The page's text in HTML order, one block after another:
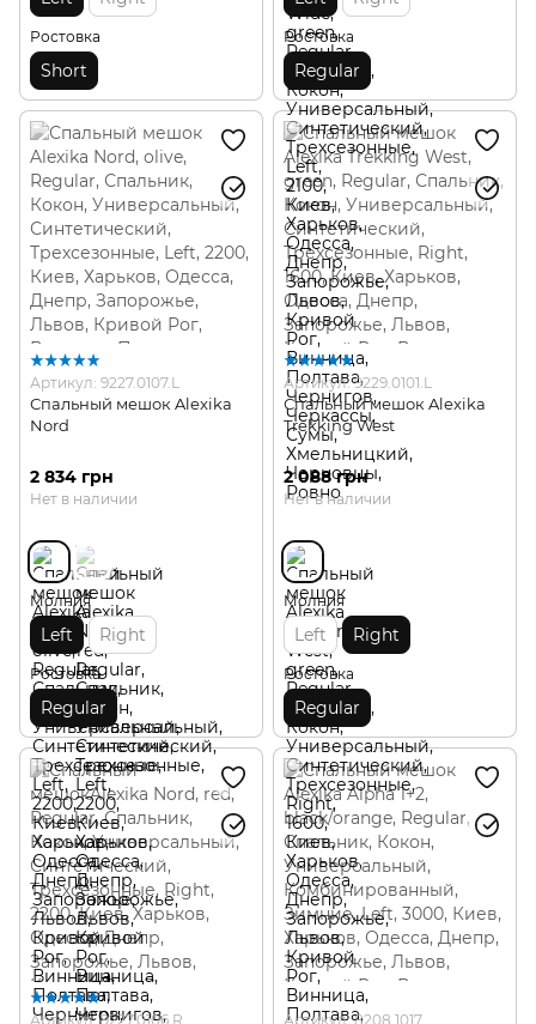
Ростовка
Short
Ростовка
Regular
Артикул: 9227.0107.L
Спальный мешок Alexika
Nord
2 834 грн
Нет в наличии
Молния
Left Right
Ростовка
Regular
Артикул: 9229.0101.L
Спальный мешок Alexika
Trekking West
2 088 грн
Нет в наличии
Молния
Left Right
Ростовка
Regular
Артикул: 9227.0106.R Артикул: 8208.1017